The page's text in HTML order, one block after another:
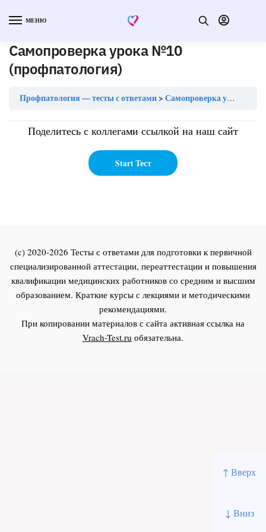
↑ Вверх
↓ Вниз
МЕНЮ
Самопроверка урока №10
(профпатология)
Профпатология — тесты с ответами Самопроверка урока №10 (профпатология)
Поделитесь с коллегами ссылкой на наш сайт
(c) 2020-2026 Тесты с ответами для подготовки к первичной
специализированной аттестации, переаттестации и повышения
квалификации медицинских работников со средним и высшим
образованием. Краткие курсы с лекциями и методическими
рекомендациями.
При копировании материалов с сайта активная ссылка на
Vrach-Test.ru обязательна.